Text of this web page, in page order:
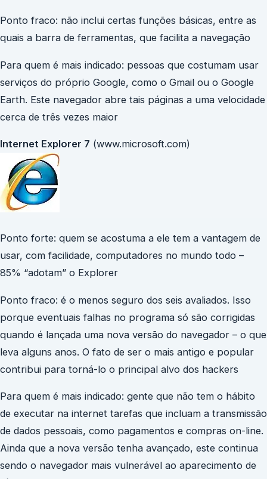
Ponto fraco: não inclui certas funções básicas, entre as
quais a barra de ferramentas, que facilita a navegação
Para quem é mais indicado: pessoas que costumam usar
serviços do próprio Google, como o Gmail ou o Google
Earth. Este navegador abre tais páginas a uma velocidade
cerca de três vezes maior
Internet Explorer 7 (www.microsoft.com)
Ponto forte: quem se acostuma a ele tem a vantagem de
usar, com facilidade, computadores no mundo todo –
85% “adotam” o Explorer
Ponto fraco: é o menos seguro dos seis avaliados. Isso
porque eventuais falhas no programa só são corrigidas
quando é lançada uma nova versão do navegador – o que
leva alguns anos. O fato de ser o mais antigo e popular
contribui para torná-lo o principal alvo dos hackers
Para quem é mais indicado: gente que não tem o hábito
de executar na internet tarefas que incluam a transmissão
de dados pessoais, como pagamentos e compras on-line.
Ainda que a nova versão tenha avançado, este continua
sendo o navegador mais vulnerável ao aparecimento de